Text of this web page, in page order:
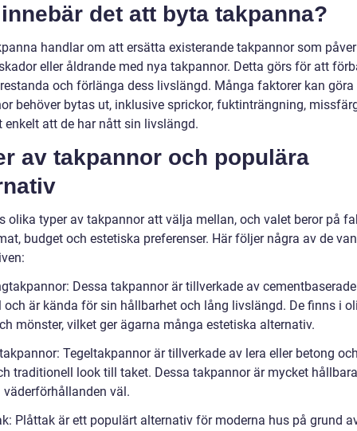
det att byta takpanna?
handlar om att ersätta existerande takpannor som
eller åldrande med nya takpannor. Detta görs för att
och förlänga dess livslängd. Många faktorer kan
behöver bytas ut, inklusive sprickor, fuktinträngning,
enkelt att de har nått sin livslängd.
av takpannor och populära
olika typer av takpannor att välja mellan, och valet beror på
budget och estetiska preferenser. Här följer några av de
Dessa takpannor är tillverkade av cementbaserade
och är kända för sin hållbarhet och lång livslängd. De finns i
mönster, vilket ger ägarna många estetiska alternativ.
Tegeltakpannor är tillverkade av lera eller betong
traditionell look till taket. Dessa takpannor är mycket
väderförhållanden väl.
Plåttak är ett populärt alternativ för moderna hus på grund